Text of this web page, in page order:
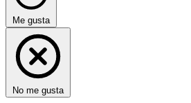
Me gusta
No me gusta